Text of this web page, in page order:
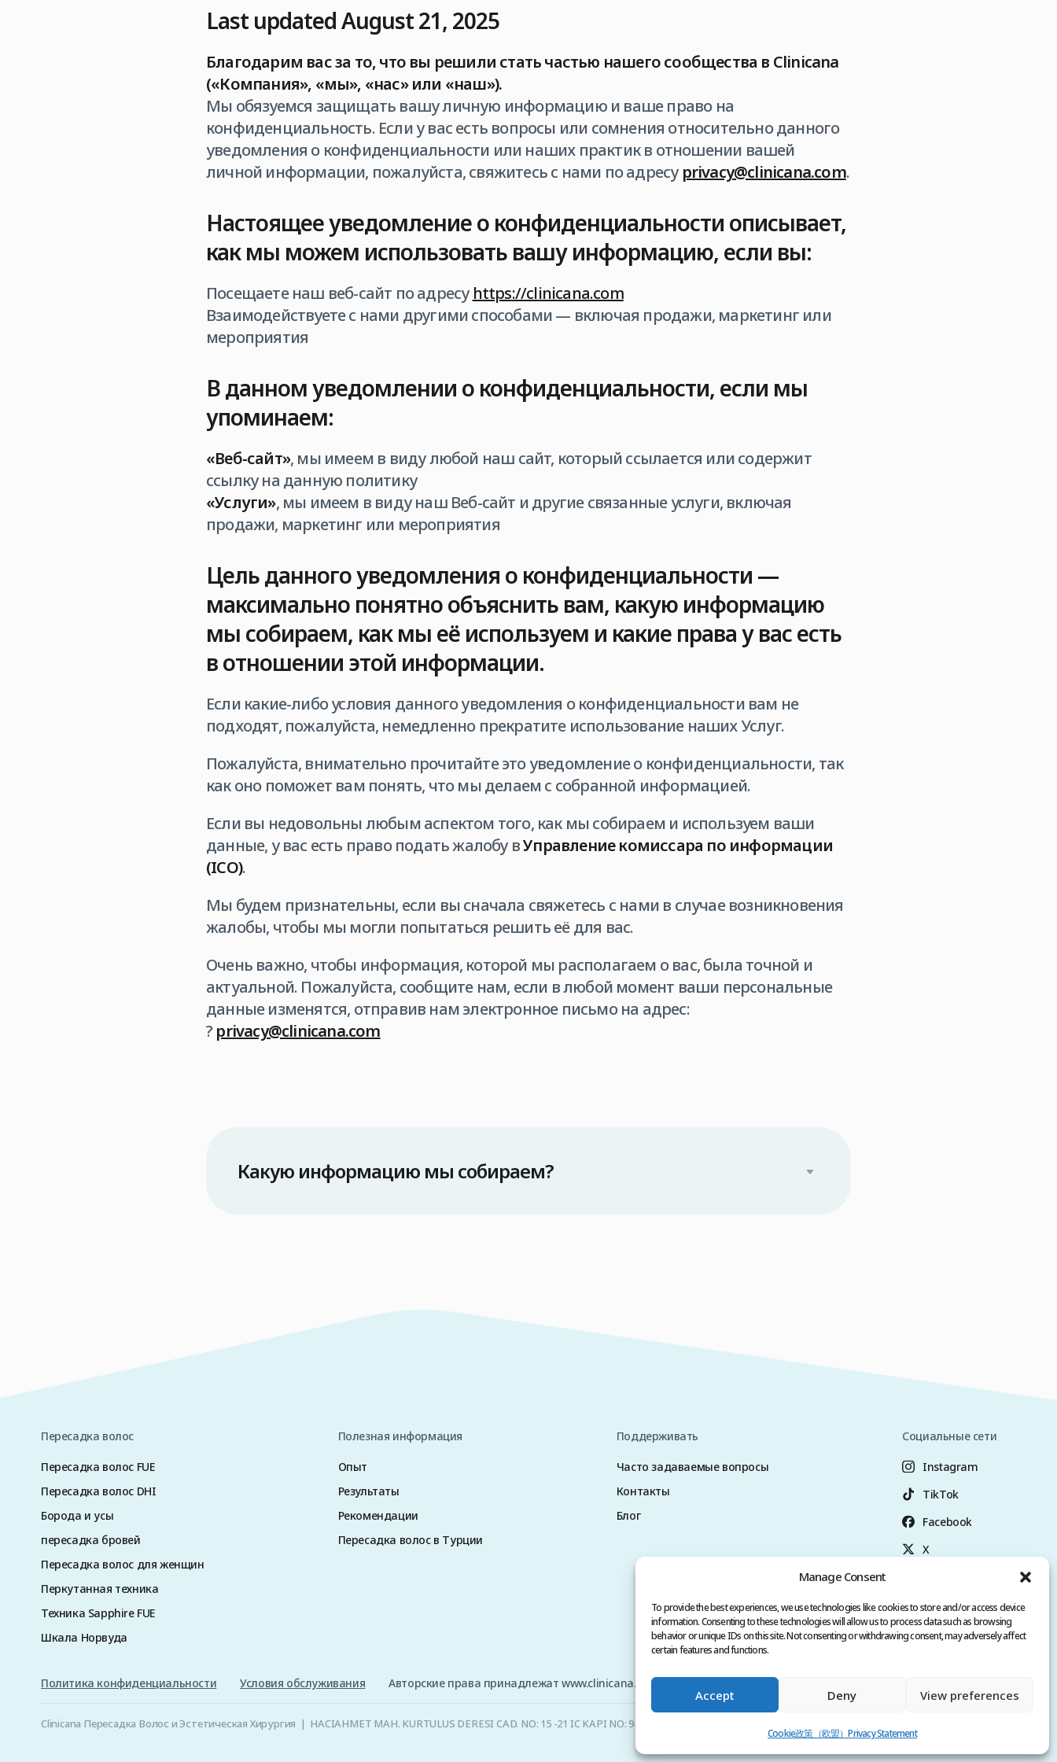
Manage Consent
To provide the best experiences, we use technologies like cookies to store and/or access device
information. Consenting to these technologies will allow us to process data such as browsing
behavior or unique IDs on this site. Not consenting or withdrawing consent, may adversely affect
certain features and functions.
Accept Deny View preferences
Cookie政策（欧盟）Privacy Statement
Last updated August 21, 2025
Благодарим вас за то, что вы решили стать частью нашего сообщества в Clinicana
(«Компания», «мы», «нас» или «наш»).
Мы обязуемся защищать вашу личную информацию и ваше право на
конфиденциальность. Если у вас есть вопросы или сомнения относительно данного
уведомления о конфиденциальности или наших практик в отношении вашей
личной информации, пожалуйста, свяжитесь с нами по адресу privacy@clinicana.com.
Настоящее уведомление о конфиденциальности описывает,
как мы можем использовать вашу информацию, если вы:
Посещаете наш веб-сайт по адресу https://clinicana.com
Взаимодействуете с нами другими способами ― включая продажи, маркетинг или
мероприятия
В данном уведомлении о конфиденциальности, если мы
упоминаем:
«Веб-сайт», мы имеем в виду любой наш сайт, который ссылается или содержит
ссылку на данную политику
«Услуги», мы имеем в виду наш Веб-сайт и другие связанные услуги, включая
продажи, маркетинг или мероприятия
Цель данного уведомления о конфиденциальности —
максимально понятно объяснить вам, какую информацию
мы собираем, как мы её используем и какие права у вас есть
в отношении этой информации.
Если какие-либо условия данного уведомления о конфиденциальности вам не
подходят, пожалуйста, немедленно прекратите использование наших Услуг.
Пожалуйста, внимательно прочитайте это уведомление о конфиденциальности, так
как оно поможет вам понять, что мы делаем с собранной информацией.
Если вы недовольны любым аспектом того, как мы собираем и используем ваши
данные, у вас есть право подать жалобу вУправление комиссара по информации
(ICO).
Мы будем признательны, если вы сначала свяжетесь с нами в случае возникновения
жалобы, чтобы мы могли попытаться решить её для вас.
Очень важно, чтобы информация, которой мы располагаем о вас, была точной и
актуальной. Пожалуйста, сообщите нам, если в любой момент ваши персональные
данные изменятся, отправив нам электронное письмо на адрес:
?privacy@clinicana.com
Какую информацию мы собираем?
Пересадка волос
Пересадка волос FUE
Пересадка волос DHI
Борода и усы
пересадка бровей
Пересадка волос для женщин
Перкутанная техника
Техника Sapphire FUE
Шкала Норвуда
Полезная информация
Опыт
Результаты
Рекомендации
Пересадка волос в Турции
Поддерживать
Часто задаваемые вопросы
Контакты
Блог
Социальные сети
Instagram
TikTok
Facebook
X
+90 (545) 357 3449
Политика конфиденциальности Условия обслуживания Авторские права принадлежат www.clinicana.com, 2026. Все права защищены.
Clinicana Пересадка Волос и Эстетическая Хирургия | HACIAHMET MAH. KURTULUS DERESI CAD. NO: 15 -21 IC KAPI NO: 94 BEYOGLU/ ISTANBUL |